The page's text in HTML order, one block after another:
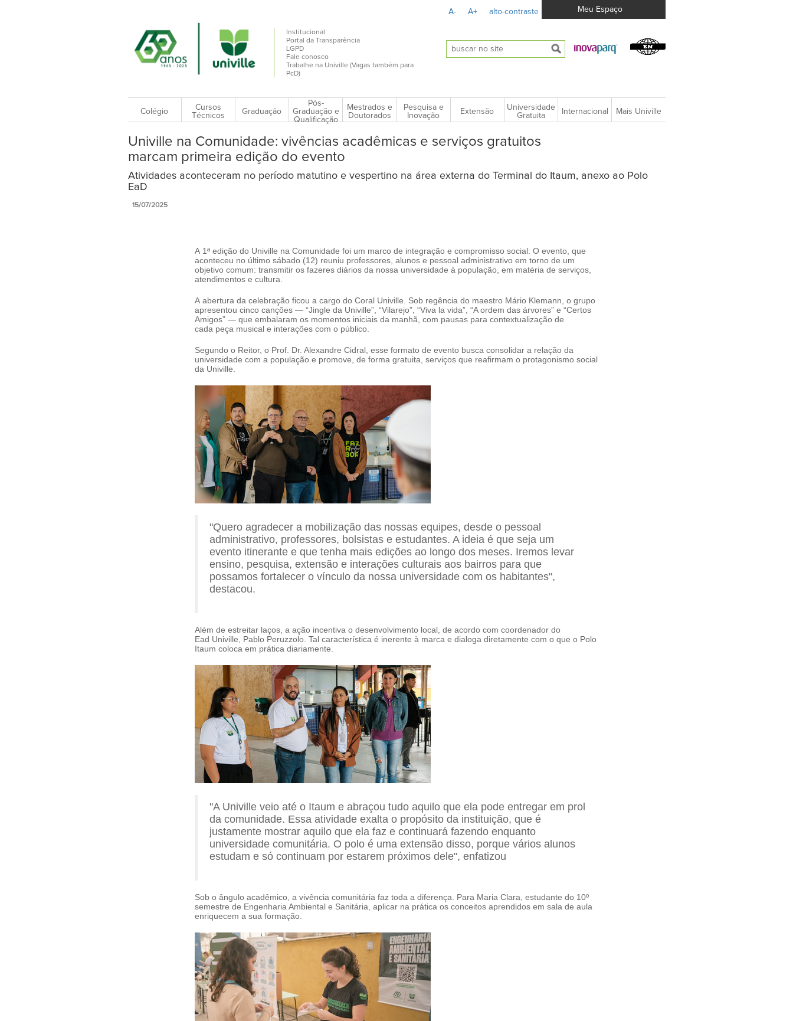
A- A+ alto-contraste Meu Espaço
Institucional
Portal da Transparência
LGPD
Fale conosco
Trabalhe na Univille (Vagas também para
PcD)
Colégio
Cursos
Técnicos
Graduação
Pós-
Graduação e
Qualificação
Mestrados e
Doutorados
Pesquisa e
Inovação
Extensão
Universidade
Gratuita
Internacional Mais Univille
Univille na Comunidade: vivências acadêmicas e serviços gratuitos
marcam primeira edição do evento
Atividades aconteceram no período matutino e vespertino na área externa do Terminal do Itaum, anexo ao Polo
EaD
15/07/2025
A 1ª edição do Univille na Comunidade foi um marco de integração e compromisso social. O evento, que
aconteceu no último sábado (12) reuniu professores, alunos e pessoal administrativo em torno de um
objetivo comum: transmitir os fazeres diários da nossa universidade à população, em matéria de serviços,
atendimentos e cultura.
A abertura da celebração ficou a cargo do Coral Univille. Sob regência do maestro Mário Klemann, o grupo
apresentou cinco canções — “Jingle da Univille”, “Vilarejo”, “Viva la vida”, “A ordem das árvores” e “Certos
Amigos” — que embalaram os momentos iniciais da manhã, com pausas para contextualização de
cada peça musical e interações com o público.
Segundo o Reitor, o Prof. Dr. Alexandre Cidral, esse formato de evento busca consolidar a relação da
universidade com a população e promove, de forma gratuita, serviços que reafirmam o protagonismo social
da Univille.
"Quero agradecer a mobilização das nossas equipes, desde o pessoal
administrativo, professores, bolsistas e estudantes. A ideia é que seja um
evento itinerante e que tenha mais edições ao longo dos meses. Iremos levar
ensino, pesquisa, extensão e interações culturais aos bairros para que
possamos fortalecer o vínculo da nossa universidade com os habitantes",
destacou.
Além de estreitar laços, a ação incentiva o desenvolvimento local, de acordo com coordenador do
Ead Univille, Pablo Peruzzolo. Tal característica é inerente à marca e dialoga diretamente com o que o Polo
Itaum coloca em prática diariamente.
"A Univille veio até o Itaum e abraçou tudo aquilo que ela pode entregar em prol
da comunidade. Essa atividade exalta o propósito da instituição, que é
justamente mostrar aquilo que ela faz e continuará fazendo enquanto
universidade comunitária. O polo é uma extensão disso, porque vários alunos
estudam e só continuam por estarem próximos dele", enfatizou
Sob o ângulo acadêmico, a vivência comunitária faz toda a diferença. Para Maria Clara, estudante do 10º
semestre de Engenharia Ambiental e Sanitária, aplicar na prática os conceitos aprendidos em sala de aula
enriquecem a sua formação.